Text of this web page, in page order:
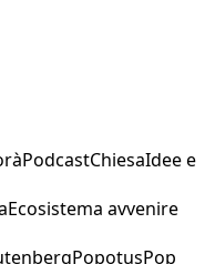
PodcastChiesaIdee e
Ecosistema avvenire
PopotusPop